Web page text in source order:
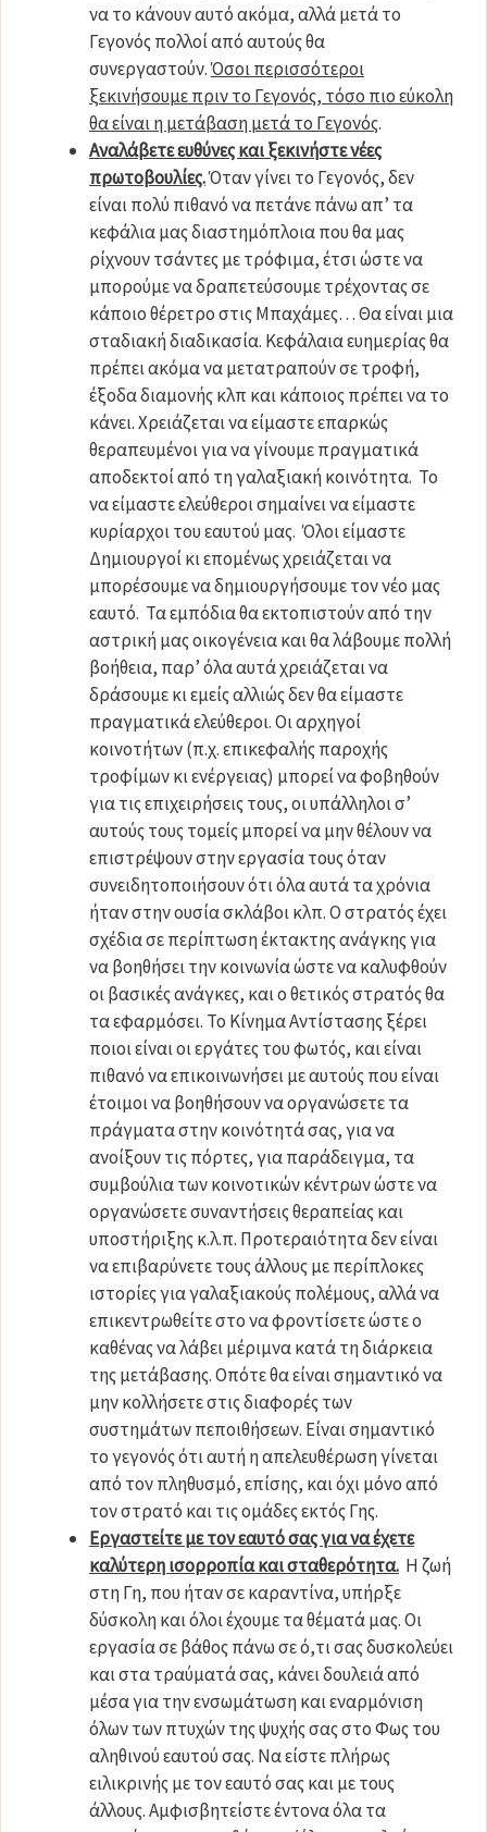
να το κάνουν αυτό ακόμα, αλλά μετά το
Γεγονός πολλοί από αυτούς θα
συνεργαστούν.Όσοι περισσότεροι
ξεκινήσουμε πριν το Γεγονός, τόσο πιο εύκολη
θα είναι η μετάβαση μετά το Γεγονός.
Αναλάβετε ευθύνες και ξεκινήστε νέες
πρωτοβουλίες.Όταν γίνει το Γεγονός, δεν
είναι πολύ πιθανό να πετάνε πάνω απ’ τα
κεφάλια μας διαστημόπλοια που θα μας
ρίχνουν τσάντες με τρόφιμα, έτσι ώστε να
μπορούμε να δραπετεύσουμε τρέχοντας σε
κάποιο θέρετρο στις Μπαχάμες… Θα είναι μια
σταδιακή διαδικασία. Κεφάλαια ευημερίας θα
πρέπει ακόμα να μετατραπούν σε τροφή,
έξοδα διαμονής κλπ και κάποιος πρέπει να το
κάνει. Χρειάζεται να είμαστε επαρκώς
θεραπευμένοι για να γίνουμε πραγματικά
αποδεκτοί από τη γαλαξιακή κοινότητα. Το
να είμαστε ελεύθεροι σημαίνει να είμαστε
κυρίαρχοι του εαυτού μας. Όλοι είμαστε
Δημιουργοί κι επομένως χρειάζεται να
μπορέσουμε να δημιουργήσουμε τον νέο μας
εαυτό. Τα εμπόδια θα εκτοπιστούν από την
αστρική μας οικογένεια και θα λάβουμε πολλή
βοήθεια, παρ’ όλα αυτά χρειάζεται να
δράσουμε κι εμείς αλλιώς δεν θα είμαστε
πραγματικά ελεύθεροι. Οι αρχηγοί
κοινοτήτων (π.χ. επικεφαλής παροχής
τροφίμων κι ενέργειας) μπορεί να φοβηθούν
για τις επιχειρήσεις τους, οι υπάλληλοι σ’
αυτούς τους τομείς μπορεί να μην θέλουν να
επιστρέψουν στην εργασία τους όταν
συνειδητοποιήσουν ότι όλα αυτά τα χρόνια
ήταν στην ουσία σκλάβοι κλπ. Ο στρατός έχει
σχέδια σε περίπτωση έκτακτης ανάγκης για
να βοηθήσει την κοινωνία ώστε να καλυφθούν
οι βασικές ανάγκες, και ο θετικός στρατός θα
τα εφαρμόσει. Το Κίνημα Αντίστασης ξέρει
ποιοι είναι οι εργάτες του φωτός, και είναι
πιθανό να επικοινωνήσει με αυτούς που είναι
έτοιμοι να βοηθήσουν να οργανώσετε τα
πράγματα στην κοινότητά σας, για να
ανοίξουν τις πόρτες, για παράδειγμα, τα
συμβούλια των κοινοτικών κέντρων ώστε να
οργανώσετε συναντήσεις θεραπείας και
υποστήριξης κ.λ.π. Προτεραιότητα δεν είναι
να επιβαρύνετε τους άλλους με περίπλοκες
ιστορίες για γαλαξιακούς πολέμους, αλλά να
επικεντρωθείτε στο να φροντίσετε ώστε ο
καθένας να λάβει μέριμνα κατά τη διάρκεια
της μετάβασης. Οπότε θα είναι σημαντικό να
μην κολλήσετε στις διαφορές των
συστημάτων πεποιθήσεων. Είναι σημαντικό
το γεγονός ότι αυτή η απελευθέρωση γίνεται
από τον πληθυσμό, επίσης, και όχι μόνο από
τον στρατό και τις ομάδες εκτός Γης.
Εργαστείτε με τον εαυτό σας για να έχετε
καλύτερη ισορροπία και σταθερότητα. Η ζωή
στη Γη, που ήταν σε καραντίνα, υπήρξε
δύσκολη και όλοι έχουμε τα θέματά μας. Οι
εργασία σε βάθος πάνω σε ό,τι σας δυσκολεύει
και στα τραύματά σας, κάνει δουλειά από
μέσα για την ενσωμάτωση και εναρμόνιση
όλων των πτυχών της ψυχής σας στο Φως του
αληθινού εαυτού σας. Να είστε πλήρως
ειλικρινής με τον εαυτό σας και με τους
άλλους. Αμφισβητείστε έντονα όλα τα